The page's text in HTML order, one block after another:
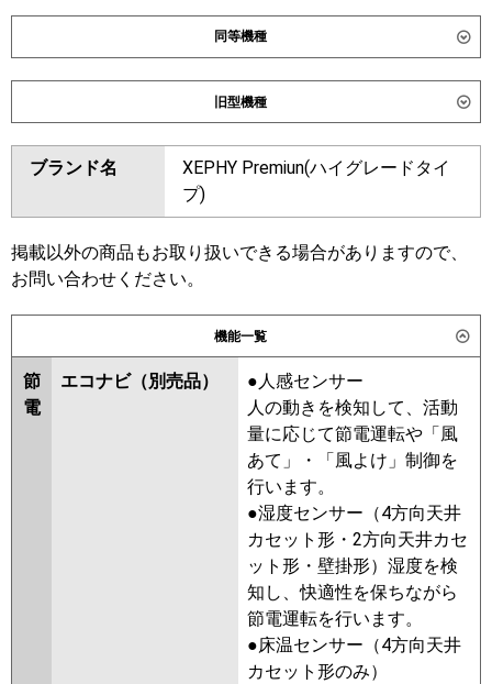
同等機種
ダイキン SSRB224DD
東芝 GBXB22413MUB
三菱電機 PDZX-ZRMP224G6
日立 RCB-GP224RGHP5
三菱重工
FDRZ2246HP6S-ca
FDRZ2246HP6S-sil
PA-P224F7GDC
旧型機種
ダイキン SSRB224CD
RBXB22433MUB
RBXB22433M
三菱電機 PDZX-ZRMP224G5 PDZX-
ZRMP224G4
PDZX-ZRMP224G2 PDZX-
ZRMP224GZ
PDZX-ZRP224GV
ZRP224GR
RCB-GP224RGHP4 RCB-
GP224RGHP3
RCB-GP224RGHP1-
RCB-GP224RGHP2
GP224RGHP1 RCB-GP224RGHP
RCB-AP224GHP8-kobe RCB-
AP224GHP8 RCB-AP224GHP7-
RCB-AP224GHP7
FDRZ2245HP5SA-sil
FDRZ2245HP5SA-ca
ブランド名
XEPHY Premiun(ハイグレードタイ
プ)
掲載以外の商品もお取り扱いできる場合がありますので、
お問い合わせください。
機能一覧
節
電
エコナビ（別売品）
●人感センサー
人の動きを検知して、活動
量に応じて節電運転や「風
あて」・「風よけ」制御を
行います。
●湿度センサー（4方向天井
カセット形・2方向天井カセ
ット形・壁掛形）湿度を検
知し、快適性を保ちながら
節電運転を行います。
●床温センサー（4方向天井
カセット形のみ）